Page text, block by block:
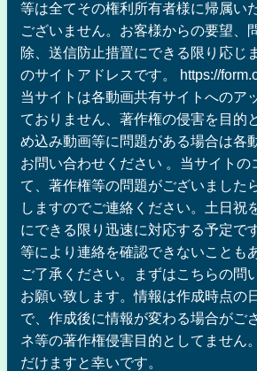
等は全てその権利所有者様に帰属い
ございません。お客様からの要望、
除、送信防止措置にできる限り応じ
のサイトアドレスです。 https://
当サイトは各動画共有サイトへのア
ておりません、著作権の侵害を目的
め込み動画等に問題がある場合は各
お問い合わせください 。当サイトの
て、著作権等の問題がございました
しますのでご連絡ください。土日祝
にできる限り迅速に対応する予定で
等により連絡を確認できないことも
ご了承ください。まずはこちらの問
お願い致します。情報は作成時点の
で、作成後に情報が変わる場合がご
ネ等の著作権侵害目的としてません
だけますと幸いです。